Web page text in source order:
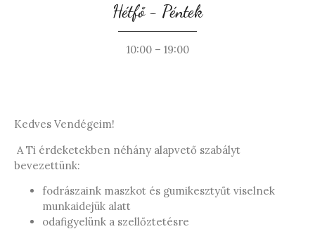
Hétfő - Péntek
10:00 – 19:00
Kedves Vendégeim!
A Ti érdeketekben néhány alapvető szabályt
bevezettünk:
fodrászaink maszkot és gumikesztyűt viselnek
munkaidejük alatt
odafigyelünk a szellőztetésre